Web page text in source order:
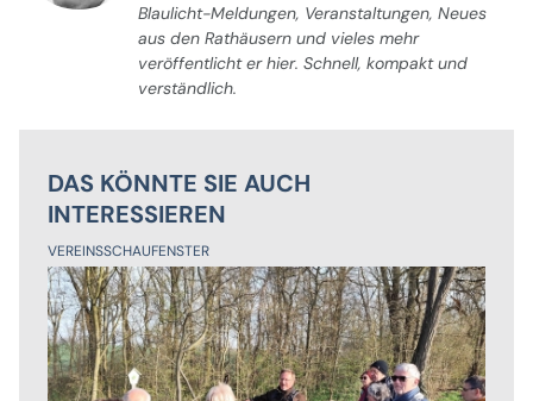
Blaulicht-Meldungen, Veranstaltungen, Neues
aus den Rathäusern und vieles mehr
veröffentlicht er hier. Schnell, kompakt und
verständlich.
DAS KÖNNTE SIE AUCH
INTERESSIEREN
VEREINSSCHAUFENSTER